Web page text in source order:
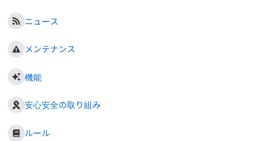
ニュース
メンテナンス
機能
安心安全の取り組み
ルール